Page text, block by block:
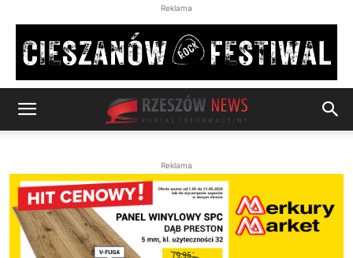
Reklama
Reklama